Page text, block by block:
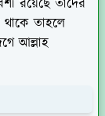
রয়েছে তাদের
থাকে তাহলে
আল্লাহ